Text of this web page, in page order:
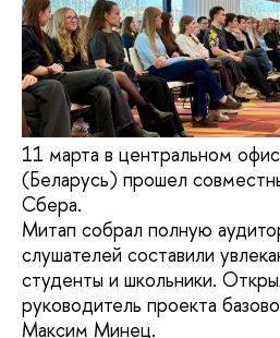
11 марта в центральном
(Беларусь) прошел
Сбера.
Митап собрал полную
слушателей составили
студенты и школьники.
руководитель проекта
Максим Минец.